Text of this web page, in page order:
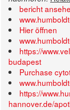
bericht
Hier öffnen
https://
budapest
Purchase
https://
hannover.de/